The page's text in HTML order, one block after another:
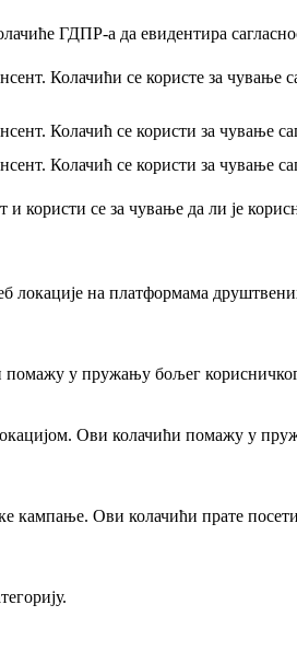
ГДПР-а да евидентира
Колачићи се користе за чување
Колачић се користи за чување
Колачић се користи за чување
се за чување да ли је
на платформама
у пружању бољег
Ови колачићи помажу у
Ови колачићи прате